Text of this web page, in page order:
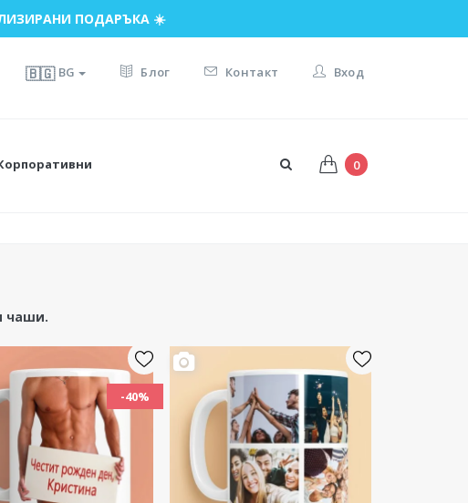
ПОДАРЪКА ☀️
🇧🇬BG Блог Контакт Вход
0
чаши.
-40%